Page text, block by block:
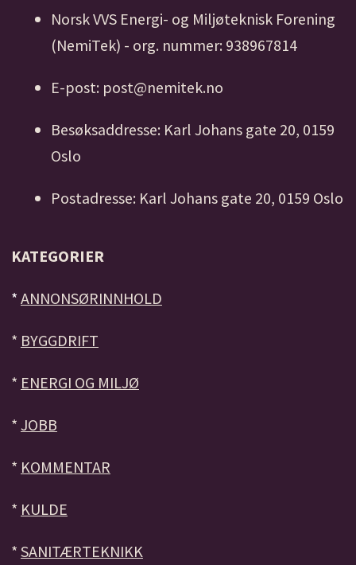
Norsk VVS Energi- og Miljøteknisk Forening
(NemiTek) - org. nummer: 938967814
E-post: post@nemitek.no
Besøksaddresse: Karl Johans gate 20, 0159
Oslo
Postadresse: Karl Johans gate 20, 0159 Oslo
KATEGORIER
* ANNONSØRINNHOLD
* BYGGDRIFT
* ENERGI OG MILJØ
* JOBB
* KOMMENTAR
* KULDE
* SANITÆRTEKNIKK